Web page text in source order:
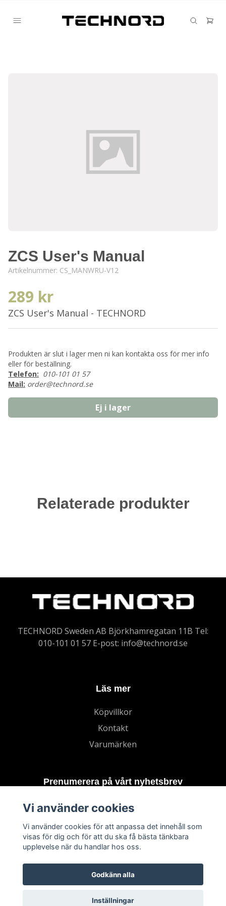
ZCS User's Manual
Artikelnummer: CS_MANWRU-V12
289 kr
ZCS User's Manual - TECHNORD
Produkten är slut i lager men ni kan kontakta oss för mer info
eller för beställning.
Telefon: 010-101 01 57
Mail: order@technord.se
Ej i lager
Relaterade produkter
TECHNORD Sweden AB Björkhamregatan 11B Tel:
010-101 01 57 E-post: info@technord.se
Läs mer
Köpvillkor
Kontakt
Varumärken
Prenumerera på vårt nyhetsbrev
Vi använder cookies
Vi använder cookies för att anpassa det innehåll som
visas för dig och för att du ska få bästa tänkbara
upplevelse när du handlar hos oss.
Godkänn alla
Inställningar